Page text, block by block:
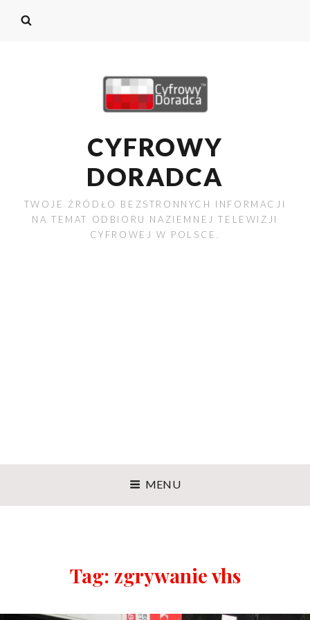
CYFROWY
DORADCA
TWOJE ŹRÓDŁO BEZSTRONNYCH INFORMACJI
NA TEMAT ODBIORU NAZIEMNEJ TELEWIZJI
CYFROWEJ W POLSCE.
MENU
Tag: zgrywanie vhs